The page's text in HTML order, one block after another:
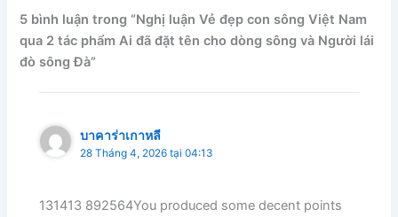
5 bình luận trong “Nghị luận Vẻ đẹp con sông Việt Nam
qua 2 tác phẩm Ai đã đặt tên cho dòng sông và Người lái
đò sông Đà”
บาคาร่าเกาหลี
28 Tháng 4, 2026 tại 04:13
131413 892564You produced some decent points